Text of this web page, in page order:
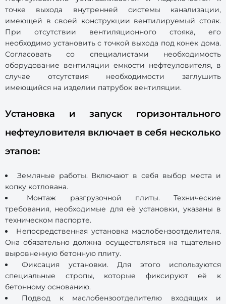
точке выхода внутренней системы канализации,
имеющей в своей конструкции вентилируемый стояк.
При отсутствии вентиляционного стояка, его
необходимо установить с точкой выхода под конек дома.
Согласовать со специалистами необходимость
оборудование вентиляции емкости нефтеуловителя, в
случае отсутствия необходимости заглушить
имеющийся на изделии патрубок вентиляции.
Установка и запуск горизонтального
нефтеуловителя включает в себя несколько
этапов:
Земляные работы. Включают в себя выбор места и
копку котлована.
Монтаж разгрузочной плиты. Технические
требования, необходимые для её установки, указаны в
техническом паспорте.
Непосредственная установка маслобензоотделителя.
Она обязательно должна осуществляться на тщательно
выровненную бетонную плиту.
Фиксация установки. Для этого используются
специальные стропы, которые фиксируют её к
бетонному основанию.
Подвод к маслобензоотделителю входящих и